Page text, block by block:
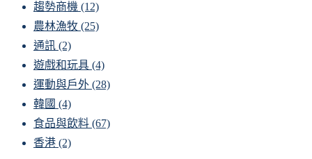
趨勢商機 (12)
農林漁牧 (25)
通訊 (2)
遊戲和玩具 (4)
運動與戶外 (28)
韓國 (4)
食品與飲料 (67)
香港 (2)